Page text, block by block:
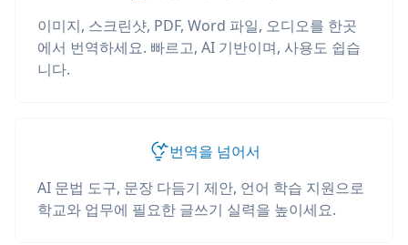
이미지, 스크린샷, PDF, Word 파일, 오디오를 한곳
에서 번역하세요. 빠르고, AI 기반이며, 사용도 쉽습
니다.
번역을 넘어서
AI 문법 도구, 문장 다듬기 제안, 언어 학습 지원으로
학교와 업무에 필요한 글쓰기 실력을 높이세요.